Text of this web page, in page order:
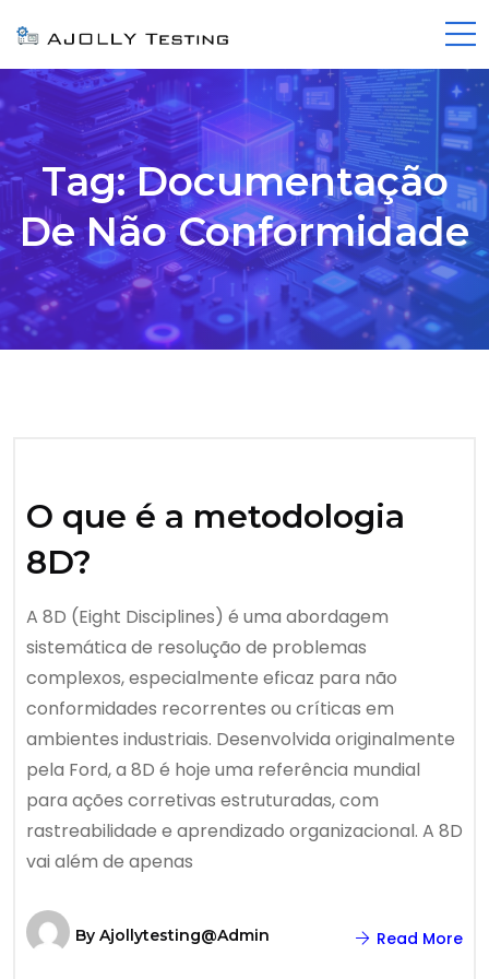
Tag:Documentação
De Não Conformidade
O que é a metodologia
8D?
A 8D (Eight Disciplines) é uma abordagem
sistemática de resolução de problemas
complexos, especialmente eficaz para não
conformidades recorrentes ou críticas em
ambientes industriais. Desenvolvida originalmente
pela Ford, a 8D é hoje uma referência mundial
para ações corretivas estruturadas, com
rastreabilidade e aprendizado organizacional. A 8D
vai além de apenas
By Ajollytesting@admin Read More